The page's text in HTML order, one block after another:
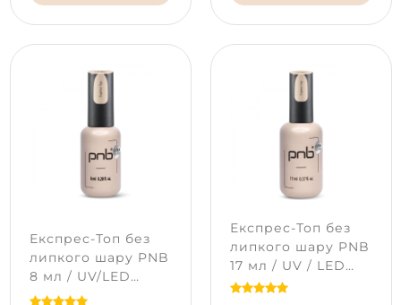
Експрес-Топ без
липкого шару PNB
8 мл / UV/LED
Express Top PNB
Експрес-Топ без
липкого шару PNB
17 мл / UV / LED
Express Top PNB